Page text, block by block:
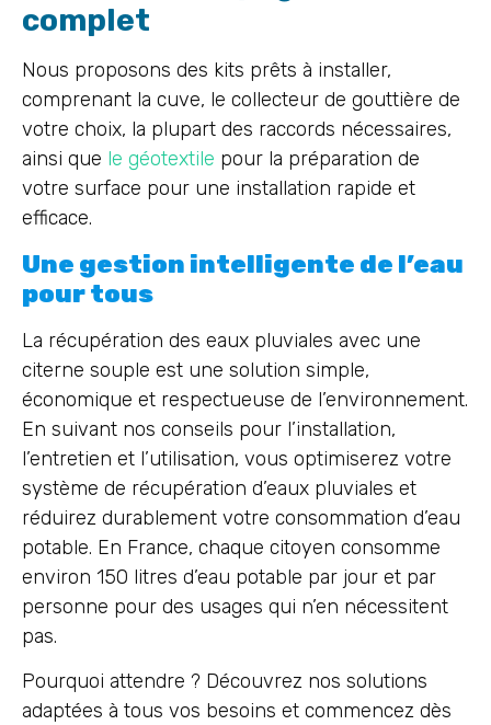
complet
Nous proposons des kits prêts à installer,
comprenant la cuve, le collecteur de gouttière de
votre choix, la plupart des raccords nécessaires,
ainsi que le géotextile pour la préparation de
votre surface pour une installation rapide et
efficace.
Une gestion intelligente de l’eau
pour tous
La récupération des eaux pluviales avec une
citerne souple est une solution simple,
économique et respectueuse de l’environnement.
En suivant nos conseils pour l’installation,
l’entretien et l’utilisation, vous optimiserez votre
système de récupération d’eaux pluviales et
réduirez durablement votre consommation d’eau
potable. En France, chaque citoyen consomme
environ 150 litres d’eau potable par jour et par
personne pour des usages qui n’en nécessitent
pas.
Pourquoi attendre ? Découvrez nos solutions
adaptées à tous vos besoins et commencez dès